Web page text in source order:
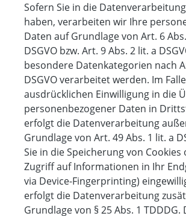
Sofern Sie in die
haben, verarbeiten wir Ihre
Daten auf Grundlage von Art. 6
DSGVO bzw. Art. 9 Abs. 2 lit. a
besondere Datenkategorien nach
DSGVO verarbeitet werden. Im
ausdrücklichen Einwilligung in die
personenbezogener Daten in
erfolgt die Datenverarbeitung
Grundlage von Art. 49 Abs. 1 lit. a
Sie in die Speicherung von Cookies
Zugriff auf Informationen in Ihr
via Device-Fingerprinting)
erfolgt die Datenverarbeitung
Grundlage von § 25 Abs. 1 TDDDG.